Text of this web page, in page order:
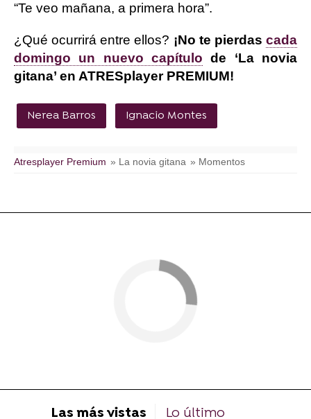
“Te veo mañana, a primera hora”.
¿Qué ocurrirá entre ellos? ¡No te pierdascada
domingo un nuevo capítulo de ‘La novia
gitana’ en ATRESplayer PREMIUM!
Nerea Barros Ignacio Montes
Atresplayer Premium » La novia gitana » Momentos
Las más vistas Lo último